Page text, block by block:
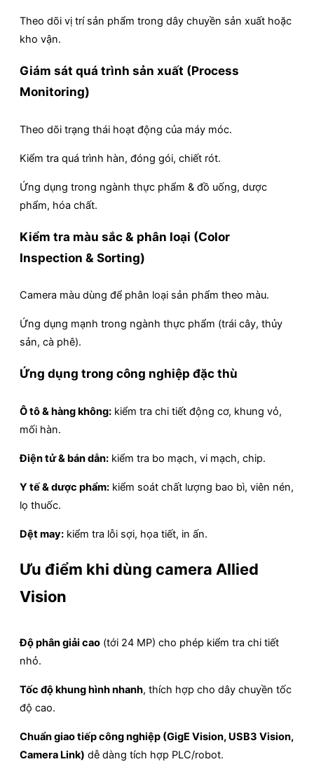
Theo dõi vị trí sản phẩm trong dây chuyền sản xuất hoặc
kho vận.
Giám sát quá trình sản xuất (Process
Monitoring)
Theo dõi trạng thái hoạt động của máy móc.
Kiểm tra quá trình hàn, đóng gói, chiết rót.
Ứng dụng trong ngành thực phẩm & đồ uống, dược
phẩm, hóa chất.
Kiểm tra màu sắc & phân loại (Color
Inspection & Sorting)
Camera màu dùng để phân loại sản phẩm theo màu.
Ứng dụng mạnh trong ngành thực phẩm (trái cây, thủy
sản, cà phê).
Ứng dụng trong công nghiệp đặc thù
Ô tô & hàng không: kiểm tra chi tiết động cơ, khung vỏ,
mối hàn.
Điện tử & bán dẫn: kiểm tra bo mạch, vi mạch, chip.
Y tế & dược phẩm: kiểm soát chất lượng bao bì, viên nén,
lọ thuốc.
Dệt may: kiểm tra lỗi sợi, họa tiết, in ấn.
Ưu điểm khi dùng camera Allied
Vision
Độ phân giải cao (tới 24 MP) cho phép kiểm tra chi tiết
nhỏ.
Tốc độ khung hình nhanh, thích hợp cho dây chuyền tốc
độ cao.
Chuẩn giao tiếp công nghiệp (GigE Vision, USB3 Vision,
Camera Link) dễ dàng tích hợp PLC/robot.